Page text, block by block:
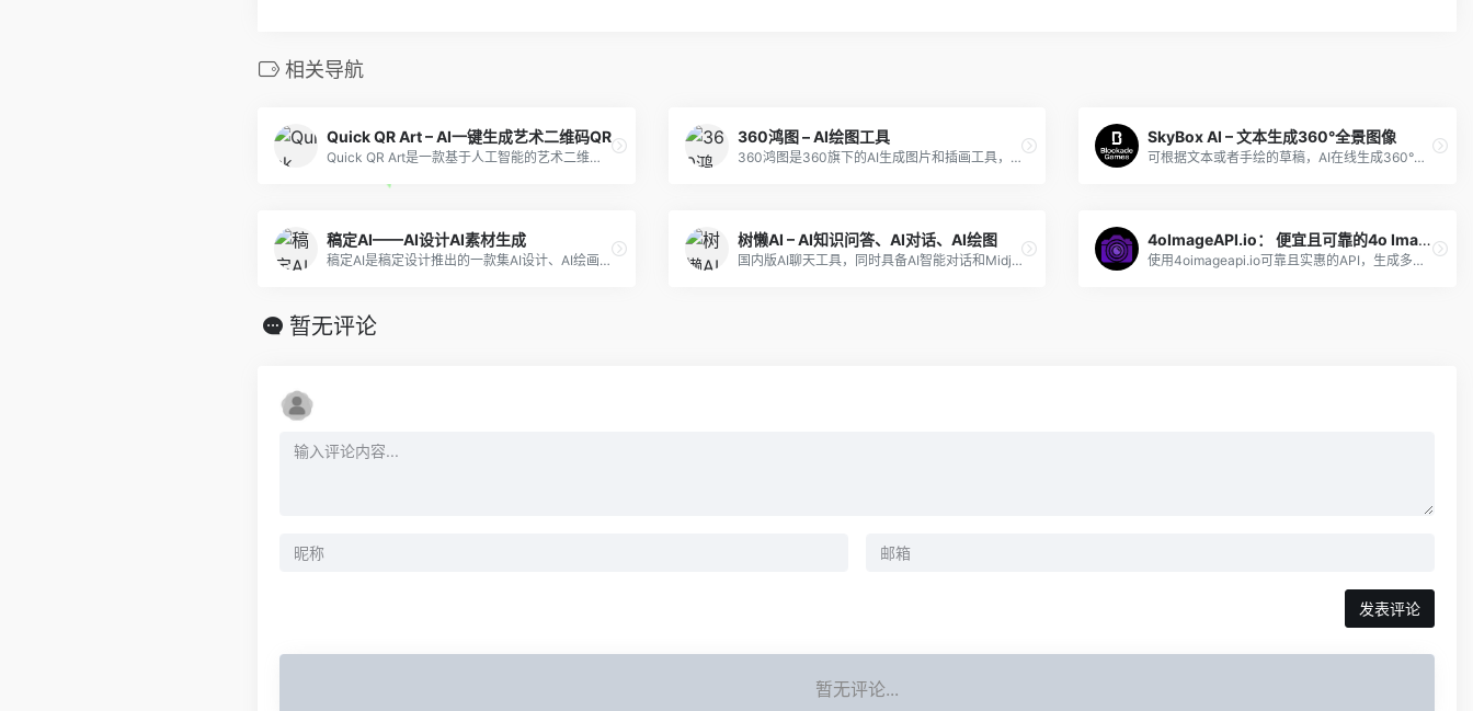
相关导航
Quick QR Art – AI一键生成艺术二维码QR
Quick QR Art是一款基于人工智能的艺术二维码AI生成工具，它可以将普通的黑白二维码转换成具有丰富色彩和独特设计的艺术二维码。
360鸿图 – AI绘图工具
360鸿图是360旗下的AI生成图片和插画工具，支持以文生图。
SkyBox AI – 文本生成360°全景图像
可根据文本或者手绘的草稿，AI在线生成360°全景图片
稿定AI——AI设计AI素材生成
稿定AI是稿定设计推出的一款集AI设计、AI绘画网站、AI文案写作、AI商品合成、AI场景、AI素材生成于一体的AI工具。
树懒AI – AI知识问答、AI对话、AI绘图
国内版AI聊天工具，同时具备AI智能对话和Midjourney绘画功能，可一键生成想要的内容。
4oImageAPI.io： 便宜且可靠的4o Image API（最新发布）
使用4oimageapi.io可靠且实惠的API，生成多用途、高质量的图像，且具备优秀的文本渲染能力和角色一致性。
暂无评论
发表评论
暂无评论...